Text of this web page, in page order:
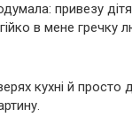
привезу
в мене гречку
кухні й просто